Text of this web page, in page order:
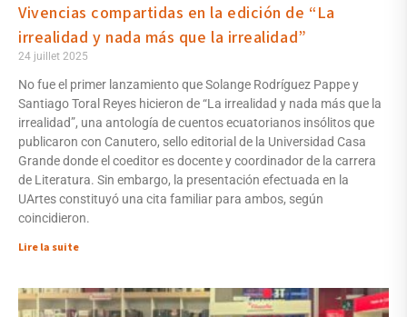
Vivencias compartidas en la edición de “La
irrealidad y nada más que la irrealidad”
24 juillet 2025
No fue el primer lanzamiento que Solange Rodríguez Pappe y
Santiago Toral Reyes hicieron de “La irrealidad y nada más que la
irrealidad”, una antología de cuentos ecuatorianos insólitos que
publicaron con Canutero, sello editorial de la Universidad Casa
Grande donde el coeditor es docente y coordinador de la carrera
de Literatura. Sin embargo, la presentación efectuada en la
UArtes constituyó una cita familiar para ambos, según
coincidieron.
Lire la suite